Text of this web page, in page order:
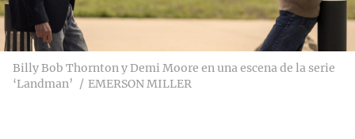
Billy Bob Thornton y Demi Moore en una escena de la serie
‘Landman’
EMERSON MILLER